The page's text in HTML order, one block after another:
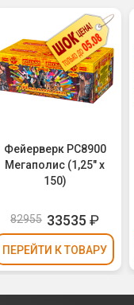
Фейерверк РС8900
Мегаполис (1,25" х
150)
82955 33535 ₽
ПЕРЕЙТИ К ТОВАРУ